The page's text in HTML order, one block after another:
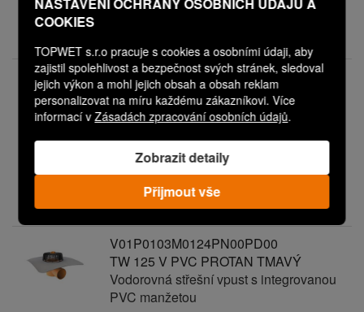
COOKIES
TOPWET s.r.o pracuje s cookies a osobními údaji, aby
zajistil spolehlivost a bezpečnost svých stránek, sledoval
jejich výkon a mohl jejich obsah a obsah reklam
personalizovat na míru každému zákazníkovi. Více
informací vZásadách zpracování osobních údajů.
Zobrazit detaily
Přijmout vše
Vaše cena:3 210,00 Kč
V01P0103M0122PN00PD00
TW 125 V PVC PROTAN SVĚTLÝ
Vodorovná střešní vpust s integrovanou
PVC manžetou
Vaše cena:3 210,00 Kč
Expedice do 3 dnů
V01P0103M0124PN00PD00
TW 125 V PVC PROTAN TMAVÝ
Vodorovná střešní vpust s integrovanou
PVC manžetou